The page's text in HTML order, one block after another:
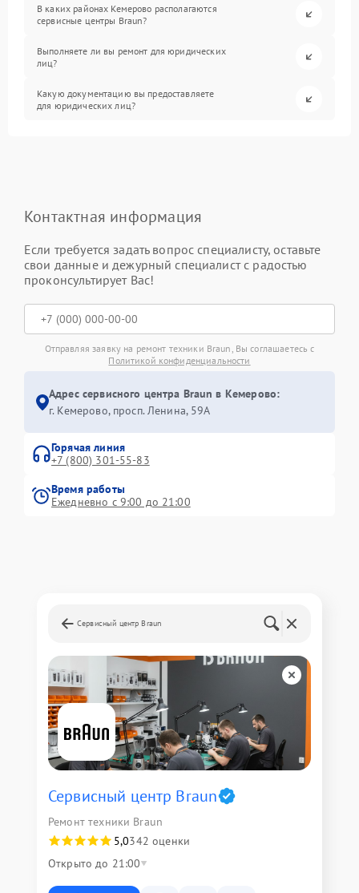
В каких районах Кемерово располагаются
сервисные центры Braun?
Выполняете ли вы ремонт для юридических
лиц?
Какую документацию вы предоставляете
для юридических лиц?
Контактная информация
Если требуется задать вопрос специалисту, оставьте
свои данные и дежурный специалист с радостью
проконсультирует Вас!
Отправляя заявку на ремонт техники Braun, Вы соглашаетесь с
Политикой конфиденциальности
Адрес сервисного центра Braun в Кемерово:
г. Кемерово, просп. Ленина, 59А
Горячая линия
+7 (800) 301-55-83
Время работы
Ежедневно с 9:00 до 21:00
Сервисный центр Braun
Сервисный центр Braun
Ремонт техники Braun
5,0342 оценки
Открыто до 21:00